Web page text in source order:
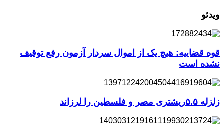
ویدئو
قوه قضاییه: هیچ یک از اموال سردار آزمون رفع توقیف
نشده است
زلزله ۵.۵ریشتری مصر و فلسطین را لرزاند